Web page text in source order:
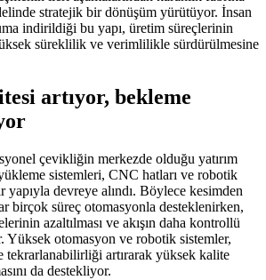
stratejik bir dönüşüm yürütüyor. İnsan
indirildiği bu yapı, üretim süreçlerinin
süreklilik ve verimlilikle sürdürülmesine
artıyor, bekleme
çevikliğin merkezde olduğu yatırım
sistemleri, CNC hatları ve robotik
devreye alındı. Böylece kesimden
birçok süreç otomasyonla desteklenirken,
azaltılması ve akışın daha kontrollü
Yüksek otomasyon ve robotik sistemler,
tekrarlanabilirliği artırarak yüksek kalite
da destekliyor.